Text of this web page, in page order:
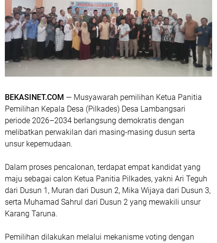
BEKASINET.COM — Musyawarah pemilihan Ketua Panitia
Pemilihan Kepala Desa (Pilkades) Desa Lambangsari
periode 2026–2034 berlangsung demokratis dengan
melibatkan perwakilan dari masing-masing dusun serta
unsur kepemudaan.
Dalam proses pencalonan, terdapat empat kandidat yang
maju sebagai calon Ketua Panitia Pilkades, yakni Ari Teguh
dari Dusun 1, Muran dari Dusun 2, Mika Wijaya dari Dusun 3,
serta Muhamad Sahrul dari Dusun 2 yang mewakili unsur
Karang Taruna.
Pemilihan dilakukan melalui mekanisme voting dengan